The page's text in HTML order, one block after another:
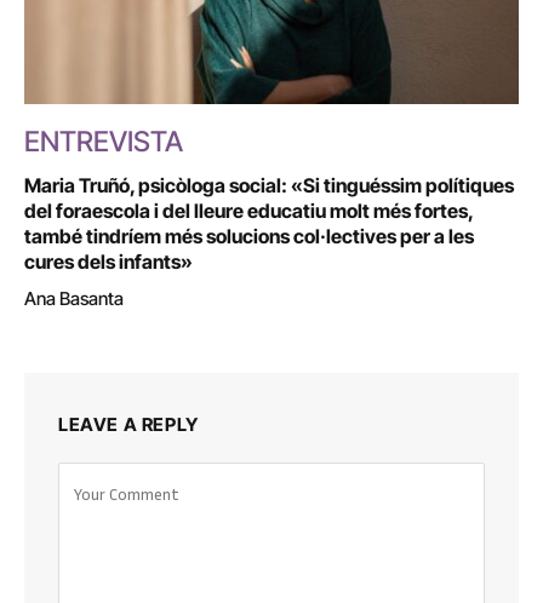
ENTREVISTA
Maria Truñó, psicòloga social: «Si tinguéssim polítiques
del foraescola i del lleure educatiu molt més fortes,
també tindríem més solucions col·lectives per a les
cures dels infants»
Ana Basanta
LEAVE A REPLY